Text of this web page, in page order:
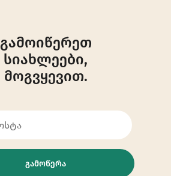
გამოიწერეთ
სიახლეები,
მოგვყევით.
ᲒᲐᲛᲝᲬᲔᲠᲐ